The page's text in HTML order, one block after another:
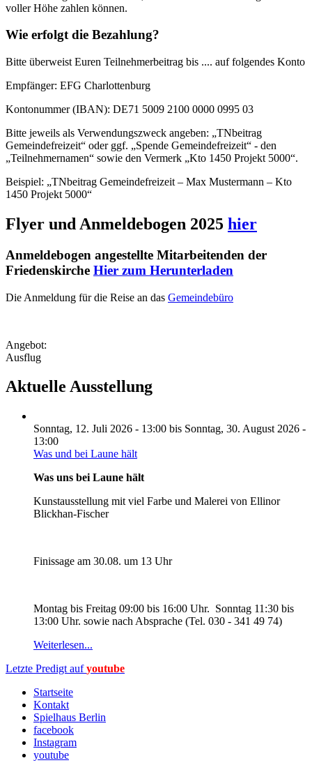
voller Höhe zahlen können.
Wie erfolgt die Bezahlung?
Bitte überweist Euren Teilnehmerbeitrag bis .... auf folgendes Konto
Empfänger: EFG Charlottenburg
Kontonummer (IBAN): DE71 5009 2100 0000 0995 03
Bitte jeweils als Verwendungszweck angeben: „TNbeitrag
Gemeindefreizeit“ oder ggf. „Spende Gemeindefreizeit“ - den
„Teilnehmernamen“ sowie den Vermerk „Kto 1450 Projekt 5000“.
Beispiel: „TNbeitrag Gemeindefreizeit – Max Mustermann – Kto
1450 Projekt 5000“
Flyer und Anmeldebogen 2025 hier
Anmeldebogen angestellte Mitarbeitenden der
Friedenskirche Hier zum Herunterladen
Die Anmeldung für die Reise an das Gemeindebüro
Angebot:
Ausflug
Aktuelle Ausstellung
Sonntag, 12. Juli 2026 - 13:00 bis Sonntag, 30. August 2026 -
13:00
Was und bei Laune hält
Was uns bei Laune hält
Kunstausstellung mit viel Farbe und Malerei von Ellinor
Blickhan-Fischer
Finissage am 30.08. um 13 Uhr
Montag bis Freitag 09:00 bis 16:00 Uhr. Sonntag 11:30 bis
13:00 Uhr. sowie nach Absprache (Tel. 030 - 341 49 74)
Weiterlesen...
Letzte Predigt auf youtube
Startseite
Kontakt
Spielhaus Berlin
facebook
Instagram
youtube